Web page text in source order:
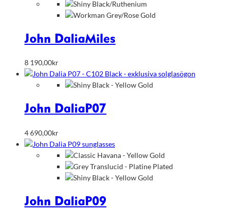
190,00kr
till
990,00kr
John DaliaMiles
8 190,00kr
John Dalia P07
4 690,00kr
John Dalia P09